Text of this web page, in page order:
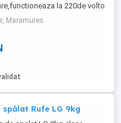
la 220de volto
Maramures
spălat Rufe LG 9kg